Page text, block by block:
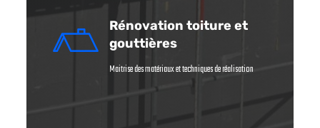
Rénovation toiture et
gouttières
Maitrise des matériaux et techniques de réalisation